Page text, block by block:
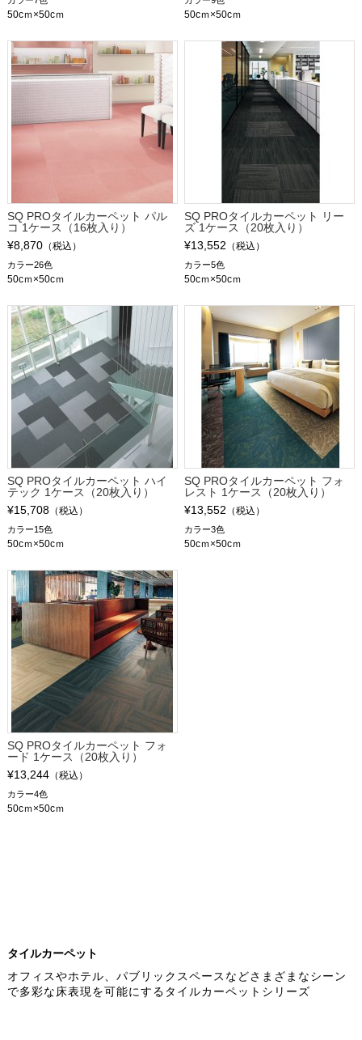
50cｍ×50cｍ 50cｍ×50cｍ
SQ PROタイルカーペット パル
コ 1ケース（16枚入り）
¥8,870（税込）
カラー26色
50cｍ×50cｍ
SQ PROタイルカーペット リー
ズ 1ケース（20枚入り）
¥13,552 （税込）
カラー5色
50cｍ×50cｍ
SQ PROタイルカーペット ハイ
テック 1ケース（20枚入り）
¥15,708（税込）
カラー15色
50cｍ×50cｍ
SQ PROタイルカーペット フォ
レスト 1ケース（20枚入り）
¥13,552 （税込）
カラー3色
50cｍ×50cｍ
SQ PROタイルカーペット フォ
ード 1ケース（20枚入り）
¥13,244（税込）
カラー4色
50cｍ×50cｍ
タイルカーペット
オフィスやホテル、パブリックスペースなどさまざまなシーン
で多彩な床表現を可能にするタイルカーペットシリーズ